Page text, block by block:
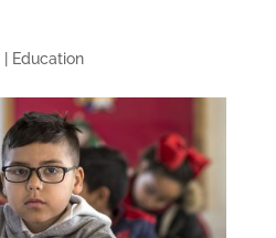
Education